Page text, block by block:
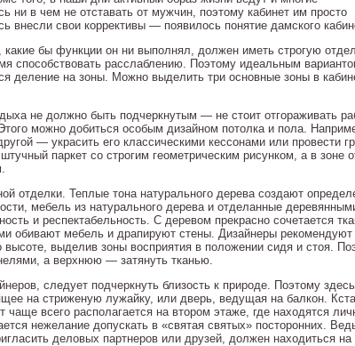
ни в чем не отставать от мужчин, поэтому кабинет им просто
внесли свои коррективы — появилось понятие дамского
бы функции он ни выполнял, должен иметь строгую
способствовать расслаблению. Поэтому идеальным
деление на зоны. Можно выделить три основные зоны в
не должно быть подчеркнутым — не стоит отгораживать
можно добиться особым дизайном потолка и пола.
— украсить его классическими кессонами или провести
паркет со строгим геометрическим рисунком, а в зоне
отделки. Теплые тона натурального дерева создают
мебель из натурального дерева и отделанные
и респектабельность. С деревом прекрасно сочетается
обивают мебель и драпируют стены. Дизайнеры рекомендуют
высоте, выделив зоны восприятия в положении сидя и стоя.
а верхнюю — затянуть тканью.
следует подчеркнуть близость к природе. Поэтому
на стриженую лужайку, или дверь, ведущая на балкон.
всего располагается на втором этаже, где находятся
нежелание допускать в «святая святых» посторонних.
деловых партнеров или друзей, должен находиться на